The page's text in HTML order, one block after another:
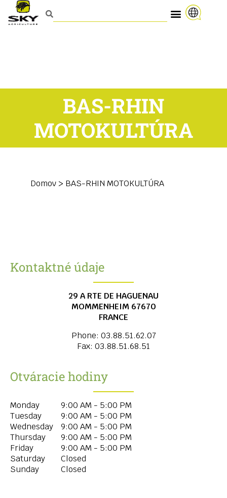
BAS-RHIN
MOTOKULTÚRA
Domov > BAS-RHIN MOTOKULTÚRA
Kontaktné údaje
29 A RTE DE HAGUENAU
MOMMENHEIM 67670
FRANCE
Phone: 03.88.51.62.07
Fax: 03.88.51.68.51
Otváracie hodiny
Monday
9:00 AM - 5:00 PM
Tuesday
9:00 AM - 5:00 PM
Wednesday
9:00 AM - 5:00 PM
Thursday
9:00 AM - 5:00 PM
Friday
9:00 AM - 5:00 PM
Saturday
Closed
Sunday
Closed